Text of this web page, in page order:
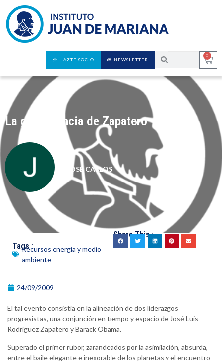
0
NEWSLETTER
HAZTE SOCIO
La gaya ciencia de Zapatero
JOSÉ CARLOS
Tags :
Recursos energía y medio
ambiente
Share This :
24/09/2009
El tal evento consistía en la alineación de dos liderazgos
progresistas, una conjunción en tiempo y espacio de José Luis
Rodríguez Zapatero y Barack Obama.
Superado el primer rubor, zarandeados por la asimilación, absurda,
entre el baile elegante e inexorable de los planetas y el encuentro